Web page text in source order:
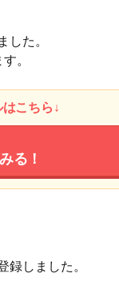
した。
。
こちら↓
る！
録しました。